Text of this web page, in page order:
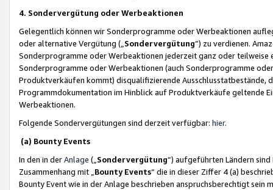
4. Sondervergütung oder Werbeaktionen
Gelegentlich können wir Sonderprogramme oder Werbeaktionen
oder alternative Vergütung („ Sondervergütung”) zu verdienen.
Sonderprogramme oder Werbeaktionen jederzeit ganz oder
Sonderprogramme oder Werbeaktionen (auch Sonderprogramme
Produktverkäufen kommt) disqualifizierende Ausschlusstatbestände,
Programmdokumentation im Hinblick auf Produktverkäufe geltende
Werbeaktionen.
Folgende Sondervergütungen sind derzeit verfügbar: hier.
(a) Bounty Events
In den in derAnlage („ Sondervergütung“) aufgeführten Ländern
Zusammenhang mit „ Bounty Events“ die in dieser Ziffer 4 (a)
Bounty Event wie in der Anlage beschrieben anspruchsberechtigt sein